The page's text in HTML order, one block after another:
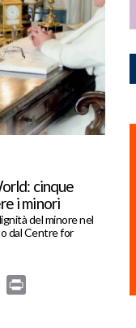
cinque
i minori
del minore nel
dal Centre for
Email